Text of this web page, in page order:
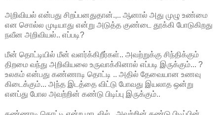
அறிவியல் என்பது சிறப்பனதுதான்.,.. ஆனால் அது முழு உண்மை
என சொல்ல முடியாது என்று அடுத்த குண்டை தூக்கி போடுகிறது
நவீன அறிவியல்.. எப்படி?
மீன் தொட்டியில் மீன் வளர்க்கிறீர்கள்.. அவற்றுக்கு சிந்திக்கும்
திறமை வந்து அறிவியலை உருவாக்கினால் எப்படி இருக்கும்... ?
உலகம் என்பது கண்ணாடி தொட்டி .. அதில் தேவையான உணவு
கிடைக்கும்... அந்த இடத்தை விட்டு போவது இயலாத ஒன்று
எனப்து போல அவற்றின் கண்டு பிடிப்பு இருக்கும்..